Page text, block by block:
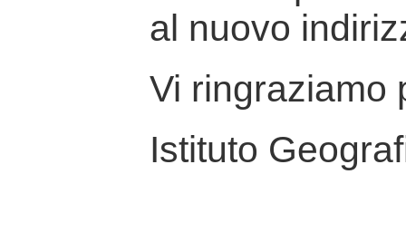
al nuovo
Vi ringraziamo
Istituto